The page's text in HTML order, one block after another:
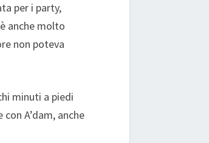
per i party,
anche molto
non poteva
minuti a piedi
A’dam, anche